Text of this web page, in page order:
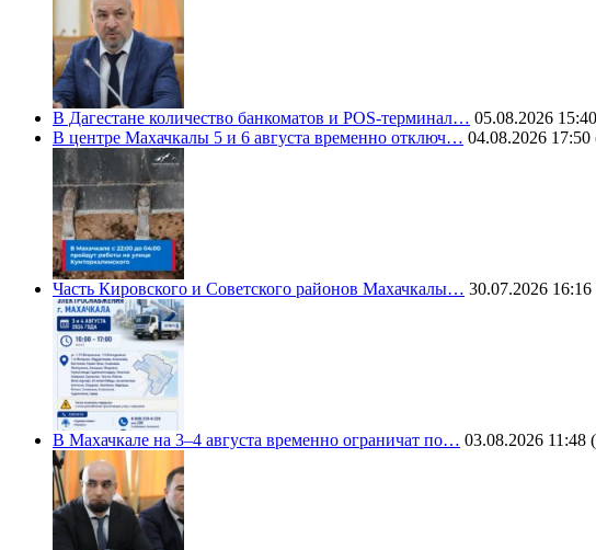
В Дагестане количество банкоматов и POS-терминал… 05.08.2026 15:40
В центре Махачкалы 5 и 6 августа временно отключ… 04.08.2026 17:50
Часть Кировского и Советского районов Махачкалы… 30.07.2026 16:16
В Махачкале на 3–4 августа временно ограничат по… 03.08.2026 11:48